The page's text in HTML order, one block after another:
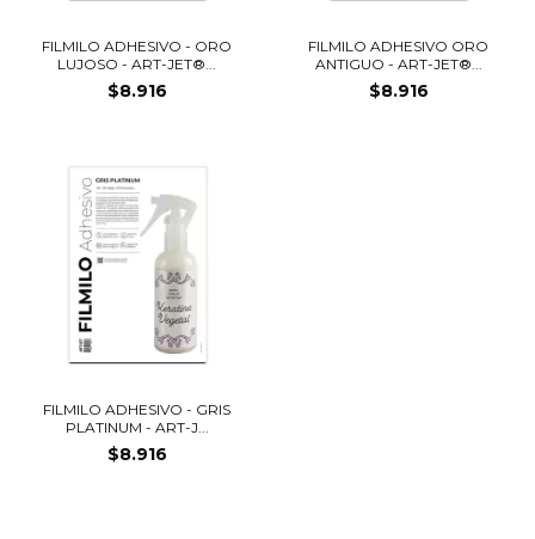
FILMILO ADHESIVO - ORO
LUJOSO - ART-JET®...
$8.916
FILMILO ADHESIVO ORO
ANTIGUO - ART-JET®...
$8.916
FILMILO ADHESIVO - GRIS
PLATINUM - ART-J...
$8.916